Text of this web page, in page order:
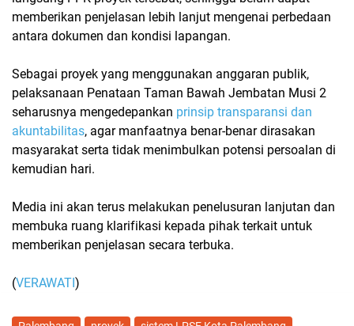
memberikan penjelasan lebih lanjut mengenai perbedaan
antara dokumen dan kondisi lapangan.
Sebagai proyek yang menggunakan anggaran publik,
pelaksanaan Penataan Taman Bawah Jembatan Musi 2
seharusnya mengedepankan prinsip transparansi dan
akuntabilitas, agar manfaatnya benar-benar dirasakan
masyarakat serta tidak menimbulkan potensi persoalan di
kemudian hari.
Media ini akan terus melakukan penelusuran lanjutan dan
membuka ruang klarifikasi kepada pihak terkait untuk
memberikan penjelasan secara terbuka.
(VERAWATI)